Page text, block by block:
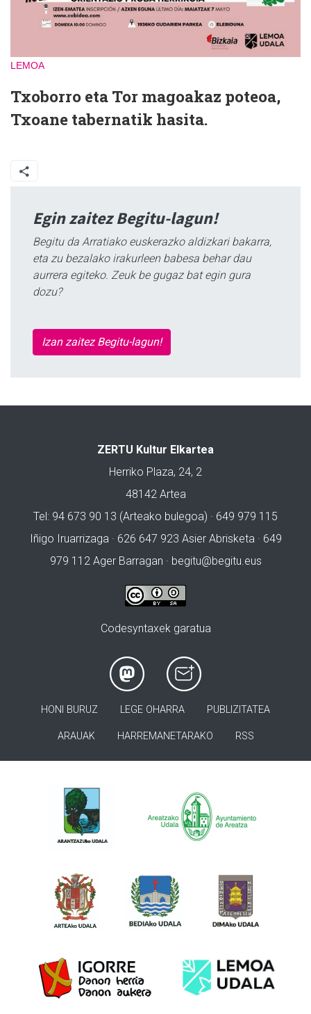
LEMOA
Txoborro eta Tor magoakaz poteoa,
Txoane tabernatik hasita.
Egin zaitez Begitu-lagun!
Begitu da Arratiako euskerazko aldizkari bakarra,
eta zu bezalako irakurleen babesa behar dau
aurrera egiteko. Zeuk be gugaz bat egin gura
dozu?
Izan zaitez Begitu-lagun!
ZERTU Kultur Elkartea
Herriko Plaza, 24, 2
48142 Artea
Tel: 94 673 90 13 (Arteako bulegoa) · 649 979 115
Iñigo Iruarrizaga · 626 647 923 Asier Abrisketa · 649
979 112 Ager Barragan · begitu@begitu.eus
Codesyntaxek garatua
HONI BURUZ LEGE OHARRA PUBLIZITATEA
ARAUAK HARREMANETARAKO RSS